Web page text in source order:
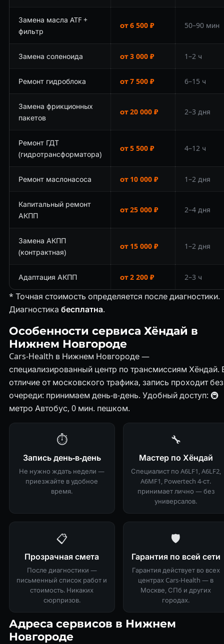
Замена масла ATF +
фильтр
от 6 500 ₽ 50–90 мин
Замена соленоида от 3 000 ₽ 1–2 ч
Ремонт гидроблока от 7 500 ₽ 6–15 ч
Замена фрикционных
пакетов
от 20 000 ₽ 2–3 дня
Ремонт ГДТ
(гидротрансформатора)
от 5 500 ₽ 4–12 ч
Ремонт маслонасоса от 10 000 ₽ 1–2 дня
Капитальный ремонт
АКПП
от 25 000 ₽ 2–4 дня
Замена АКПП
(контрактная)
от 15 000 ₽ 1–2 дня
Адаптация АКПП от 2 200 ₽ 2–3 ч
* Точная стоимость определяется после диагностики.
Диагностика бесплатна.
Особенности сервиса Хёндай в
Нижнем Новгороде
Cars-Health в Нижнем Новгороде —
специализированный центр по трансмиссиям Хёндай.
отличие от московского трафика, запись проходит без
очереди: принимаем день-в-день. Удобный доступ: 🚇
метро Автобус, 0 мин. пешком.
⏱
Запись день-в-день
Не нужно ждать недели —
приезжайте в удобное
время.
🔧
Мастер по Хёндай
Специалист по A6LF1, A6LF2,
A6MF1, Powertech 4-ст.
принимает лично — без
универсалов.
📋
Прозрачная смета
После диагностики —
письменный список работ и
стоимость. Никаких
сюрпризов.
🛡
Гарантия по всей сети
Гарантия действует во всех
центрах Cars-Health — в
Москве, СПб и других
городах.
Адреса сервисов в Нижнем
Новгороде